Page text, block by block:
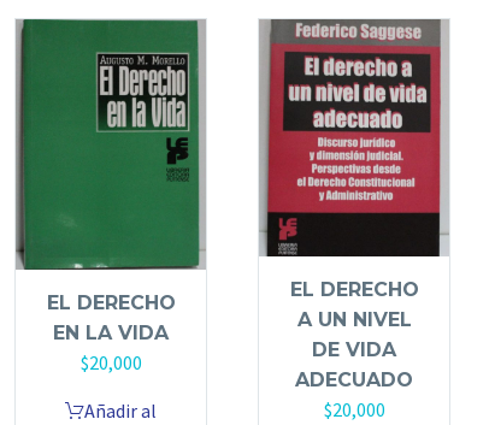
EL DERECHO
EN LA VIDA
$20,000
Añadir al
EL DERECHO
A UN NIVEL
DE VIDA
ADECUADO
$20,000